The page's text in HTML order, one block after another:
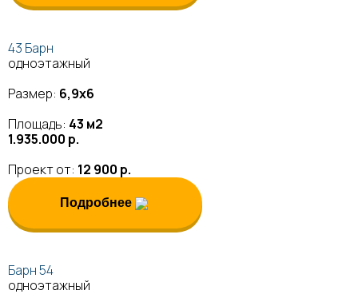
43 Барн
одноэтажный
Размер: 6,9х6
Площадь: 43 м2
1.935.000 р.
Проект от: 12 900 р.
Подробнее
Барн 54
одноэтажный